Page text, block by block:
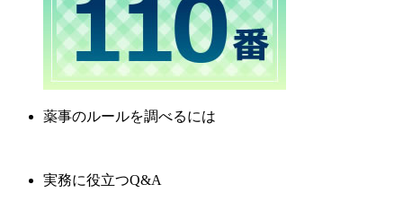
薬事のルールを調べるには
実務に役立つQ&A